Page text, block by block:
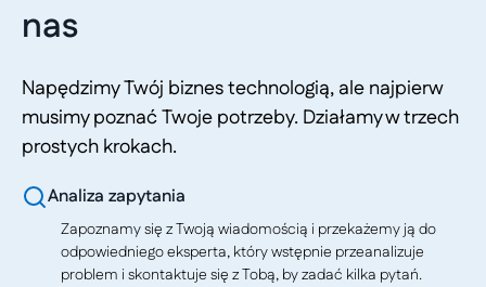
nas
Napędzimy Twój biznes technologią, ale najpierw
musimy poznać Twoje potrzeby. Działamy w trzech
prostych krokach.
Analiza zapytania
Zapoznamy się z Twoją wiadomością i przekażemy ją do
odpowiedniego eksperta, który wstępnie przeanalizuje
problem i skontaktuje się z Tobą, by zadać kilka pytań.